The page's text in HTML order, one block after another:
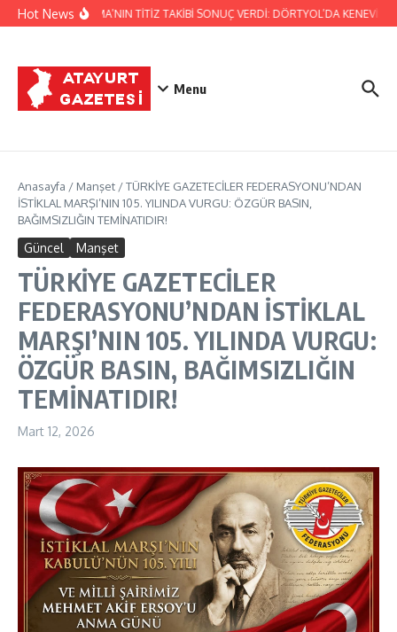
İçeriğe atla
Hot NewsJANDARMA’NIN TİTİZ TAKİBİ SONUÇ VERDİ: DÖRTYOL’DA KENEVİR
Menu
Anasayfa / Manşet /TÜRKİYE GAZETECİLER FEDERASYONU’NDAN
İSTİKLAL MARŞI’NIN 105. YILINDA VURGU: ÖZGÜR BASIN,
BAĞIMSIZLIĞIN TEMİNATIDIR!
Güncel Manşet
TÜRKİYE GAZETECİLER
FEDERASYONU’NDAN İSTİKLAL
MARŞI’NIN 105. YILINDA VURGU:
ÖZGÜR BASIN, BAĞIMSIZLIĞIN
TEMİNATIDIR!
Mart 12, 2026